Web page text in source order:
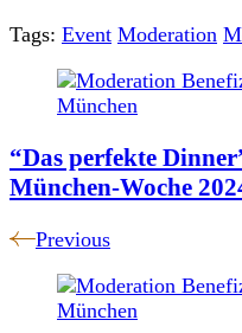
Tags: Event Moderation
Post
Navigation
“Das perfekte
München-Woche
Previous